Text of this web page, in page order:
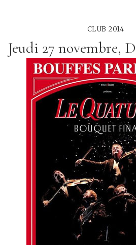
CLUB 2014
Jeudi 27 novembre,